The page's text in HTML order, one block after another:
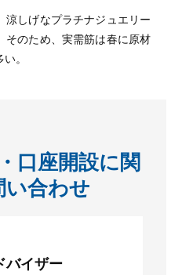
涼しげなプラチナジュエリー
そのため、実需筋は春に原材
。
口座開設に関
合わせ
バイザー